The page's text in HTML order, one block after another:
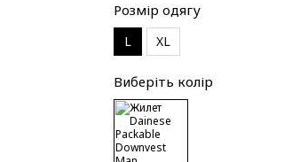
Розмір одягу
L XL
Виберіть колір